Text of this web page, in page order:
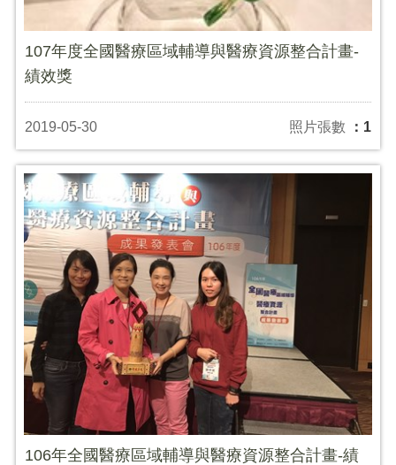
107年度全國醫療區域輔導與醫療資源整合計畫-
績效獎
2019-05-30 照片張數 ：1
106年全國醫療區域輔導與醫療資源整合計畫-績